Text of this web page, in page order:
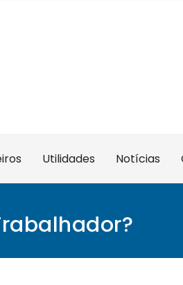
Utilidades Notícias